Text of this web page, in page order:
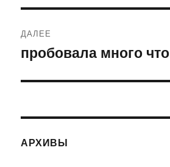
ДАЛЕЕ
Следующая
пробовала много что
АРХИВЫ